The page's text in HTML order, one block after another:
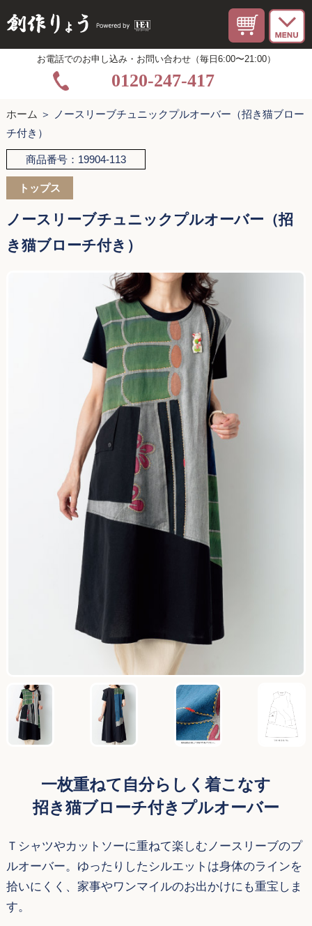
お電話でのお申し込み・お問い合わせ（毎日6:00〜21:00）
0120-247-417
ホーム ＞ ノースリーブチュニックプルオーバー（招き猫ブロー
チ付き）
商品番号：19904-113
トップス
ノースリーブチュニックプルオーバー（招
き猫ブローチ付き）
一枚重ねて自分らしく着こなす
招き猫ブローチ付きプルオーバー
Ｔシャツやカットソーに重ねて楽しむノースリーブのプ
ルオーバー。ゆったりしたシルエットは身体のラインを
拾いにくく、家事やワンマイルのお出かけにも重宝しま
す。